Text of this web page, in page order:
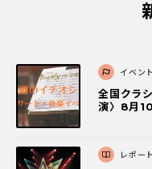
イベント
全国クラ
演〉8月
レポート